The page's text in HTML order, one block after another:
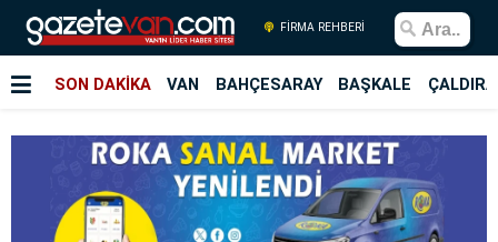
FİRMA REHBERİ
SON DAKİKA VAN BAHÇESARAY BAŞKALE